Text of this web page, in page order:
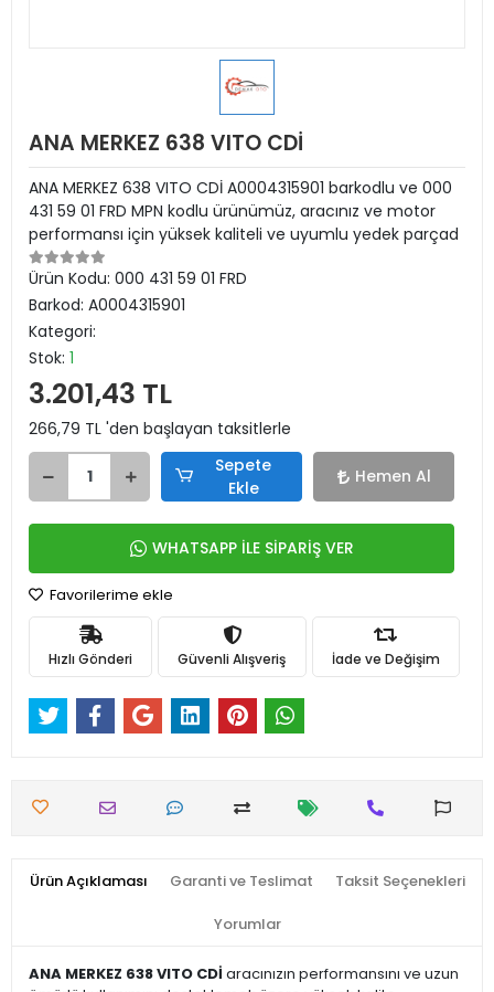
ANA MERKEZ 638 VITO CDİ
ANA MERKEZ 638 VITO CDİ A0004315901 barkodlu ve 000
431 59 01 FRD MPN kodlu ürünümüz, aracınız ve motor
performansı için yüksek kaliteli ve uyumlu yedek parçad
Ürün Kodu: 000 431 59 01 FRD
Barkod: A0004315901
Kategori:
Stok: 1
3.201,43 TL
266,79 TL 'den başlayan taksitlerle
Sepete
Ekle
Hemen Al
WHATSAPP İLE SİPARİŞ VER
Favorilerime ekle
Hızlı Gönderi Güvenli Alışveriş İade ve Değişim
Ürün Açıklaması Garanti ve Teslimat Taksit Seçenekleri
Yorumlar
ANA MERKEZ 638 VITO CDİ aracınızın performansını ve uzun